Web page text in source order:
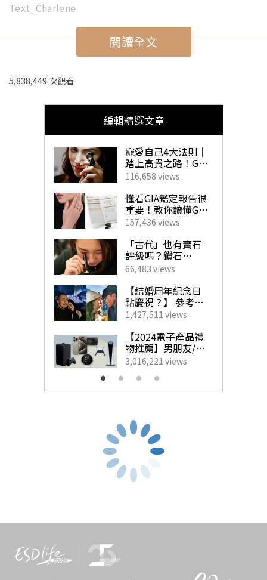
Text_Charlene
▼情侶好去處2024丨室外、室内拍拖好去處推介▼
➤1.打卡花海
西貢白腊村鬱金香花海丨上水安圃村花田丨
日葵花田丨屯赤隧道浩和街 紫色馬纓丹丨上水河上鄉荷花
山頂公園繡球花花海丨南昌公園黃花風鈴木
2.香港日系打卡熱點
河背水塘家樂徑竹林丨日本和風庭園景丨香港貓島丨
沖繩—屯赤隧道丨愉景灣北海濱白教堂
3.偽文青打卡位
《銀河修理員》MV取景地丨觀塘工廈區塗鴉牆丨
《幻愛》取景地丨《睡到三點》MV取景地丨
主》MV取景地丨炮台山東岸公園主題區
旺角618上海街丨情侶工作坊
閱讀全文
5,838,449 次觀看
編輯精選文章
寵愛自己4大法則｜
踏上高貴之路！GIA
珠寶鑽飾必備指南
116,658 views
懂看GIA鑑定報告很
重要！教你讀懂GIA
4C外的重要訊息！
揀珠寶商如挑對醫
生 挑選心儀寶石不
求人！
157,436 views
「古代」也有寶石
評級嗎？鑽石
「4C」是如何創
立？一文帶你了解
GIA對鑽石鑑定的影
響力！
66,483 views
【結婚周年紀念日
點慶祝？】 參考男
藝人甜蜜慶祝點子
為另一半製造驚
喜！
1,427,511 views
【2024電子產品禮
物推薦】男朋友/老
公最想收到的實用
生日禮物
3,016,221 views